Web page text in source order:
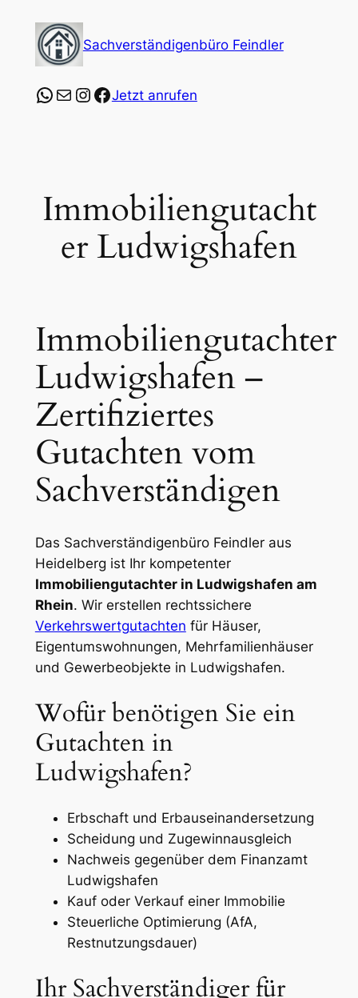
Inhalt
springen
Sachverständigenbüro Feindler
https://wa.me/
E-MailInstagram
Facebook
Jetzt anrufen
Immobiliengutacht
er Ludwigshafen
Immobiliengutachter
Ludwigshafen –
Zertifiziertes
Gutachten vom
Sachverständigen
Das Sachverständigenbüro Feindler aus
Heidelberg ist Ihr kompetenter
Immobiliengutachter in Ludwigshafen am
Rhein. Wir erstellen rechtssichere
Verkehrswertgutachten für Häuser,
Eigentumswohnungen, Mehrfamilienhäuser
und Gewerbeobjekte in Ludwigshafen.
Wofür benötigen Sie ein
Gutachten in
Ludwigshafen?
Erbschaft und Erbauseinandersetzung
Scheidung und Zugewinnausgleich
Nachweis gegenüber dem Finanzamt
Ludwigshafen
Kauf oder Verkauf einer Immobilie
Steuerliche Optimierung (AfA,
Restnutzungsdauer)
Ihr Sachverständiger für